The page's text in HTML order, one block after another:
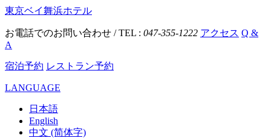
東京ベイ舞浜ホテル
お電話でのお問い合わせ / TEL : 047-355-1222 アクセス Q &
A
宿泊予約 レストラン予約
LANGUAGE
日本語
English
中文 (简体字)